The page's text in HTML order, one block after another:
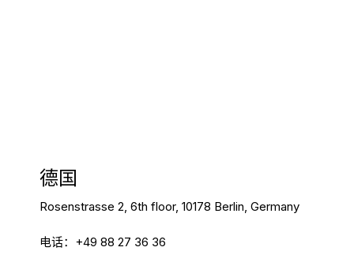
德国
Rosenstrasse 2, 6th floor, 10178 Berlin, Germany
电话：+49 88 27 36 36